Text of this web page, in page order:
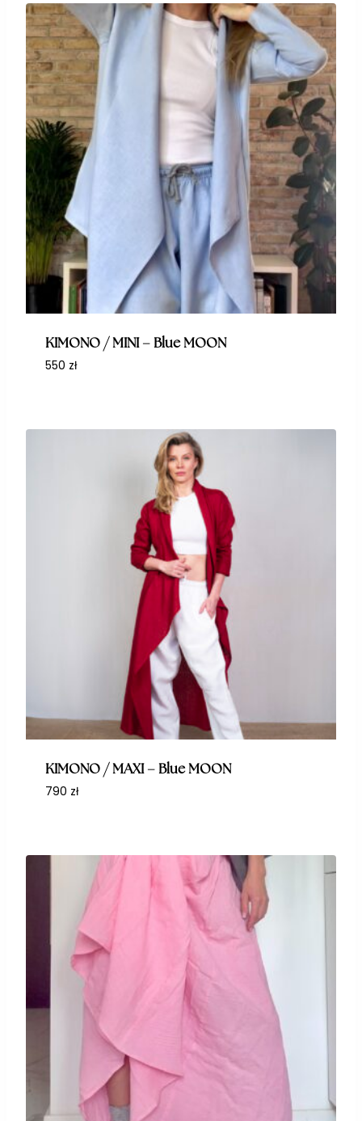
KIMONO / MINI – Blue MOON
550 zł
KIMONO / MAXI – Blue MOON
790 zł